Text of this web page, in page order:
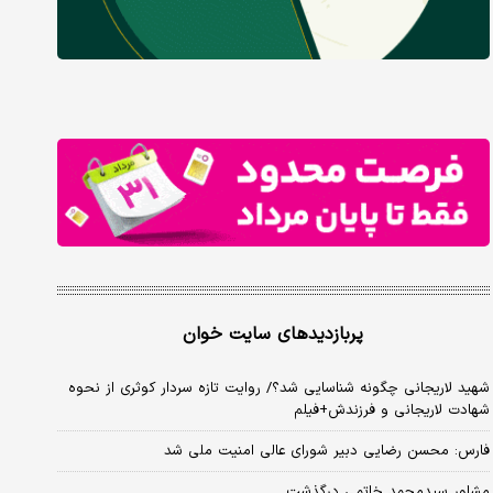
پربازدیدهای سایت خوان
شهید لاریجانی چگونه شناسایی شد؟/ روایت تازه سردار کوثری از نحوه
شهادت لاریجانی و فرزندش+فیلم
فارس: محسن رضایی دبیر شورای عالی امنیت ملی شد